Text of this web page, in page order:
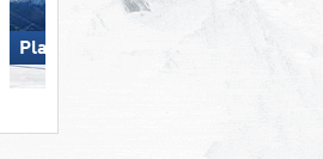
Plan de Corones